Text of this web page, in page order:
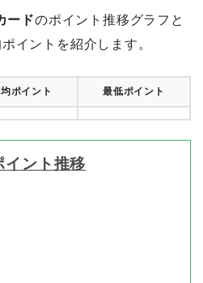
ードのポイント推移グラフと
イントを紹介します。
ポイント 最低ポイント
イント推移